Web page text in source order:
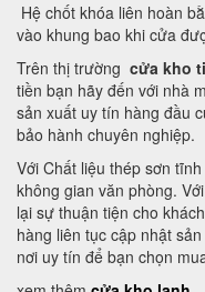
Hệ chốt khóa liên hoàn
vào khung bao khi cửa
Trên thị trường cửa kho
tiền bạn hãy đến với nhà
sản xuất uy tín hàng đầu
bảo hành chuyên nghiệp.
Với Chất liệu thép sơn
không gian văn phòng.
lại sự thuận tiện cho
hàng liên tục cập nhật
nơi uy tín để bạn chọn